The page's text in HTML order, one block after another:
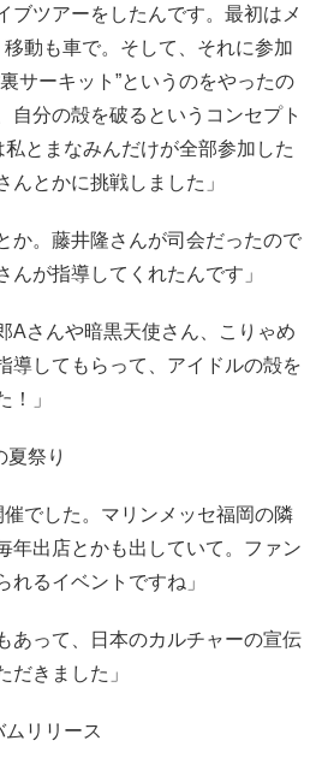
ブツアーをしたんです。最初はメ
動も車で。そして、それに参加
サーキット”というのをやったの
自分の殻を破るというコンセプト
とまなみんだけが全部参加した
んとかに挑戦しました」
か。藤井隆さんが司会だったので
んが指導してくれたんです」
Aさんや暗黒天使さん、こりゃめ
導してもらって、アイドルの殻を
！」
祭り
でした。マリンメッセ福岡の隣
年出店とかも出していて。ファン
れるイベントですね」
あって、日本のカルチャーの宣伝
だきました」
リリース